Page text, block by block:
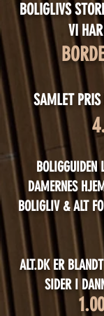
BOLIGLIVS
VI
SAMLET
BOLIGGUIDEN
DAMERNES
BOLIGLIV & ALT
ALT.DK ER
SIDER I